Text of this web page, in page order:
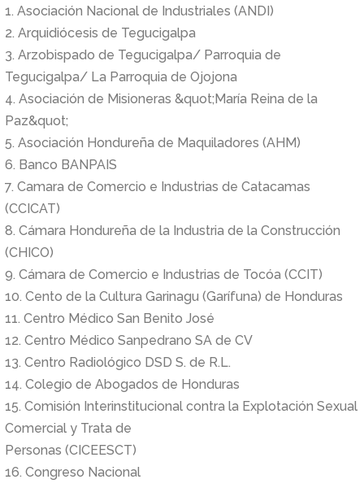
1. Asociación Nacional de Industriales (ANDI)
2. Arquidiócesis de Tegucigalpa
3. Arzobispado de Tegucigalpa/ Parroquia de
Tegucigalpa/ La Parroquia de Ojojona
4. Asociación de Misioneras &quot;María Reina de la
Paz&quot;
5. Asociación Hondureña de Maquiladores (AHM)
6. Banco BANPAIS
7. Camara de Comercio e Industrias de Catacamas
(CCICAT)
8. Cámara Hondureña de la Industria de la Construcción
(CHICO)
9. Cámara de Comercio e Industrias de Tocóa (CCIT)
10. Cento de la Cultura Garinagu (Garífuna) de Honduras
11. Centro Médico San Benito José
12. Centro Médico Sanpedrano SA de CV
13. Centro Radiológico DSD S. de R.L.
14. Colegio de Abogados de Honduras
15. Comisión Interinstitucional contra la Explotación Sexual
Comercial y Trata de
Personas (CICEESCT)
16. Congreso Nacional